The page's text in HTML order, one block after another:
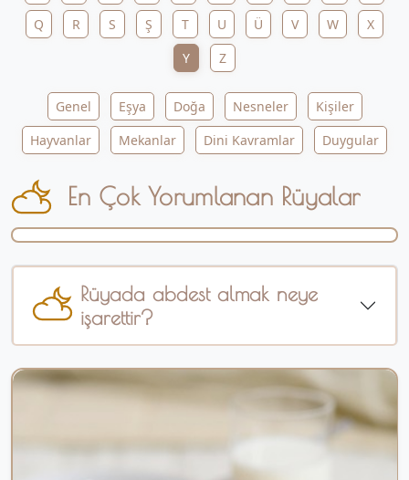
Q
R S Ş T U Ü V W
X
Y
Z
Genel Eşya Doğa Nesneler
Kişiler
Hayvanlar
Mekanlar Dini Kavramlar Duygular
En Çok Yorumlanan Rüyalar
Rüyada abdest almak neye
işarettir?